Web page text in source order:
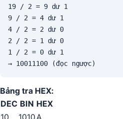
19 / 2 = 9 dư 1
9 / 2 = 4 dư 1
4 / 2 = 2 dư 0
2 / 2 = 1 dư 0
1 / 2 = 0 dư 1
→ 10011100 (đọc ngược)
Bảng tra HEX:
DEC BIN HEX
10
1010 A